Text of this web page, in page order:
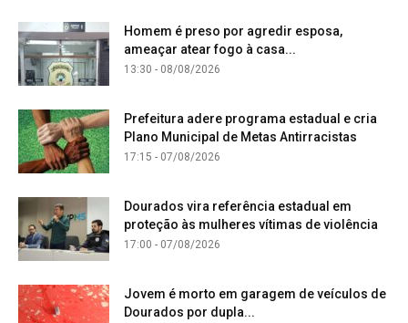
Homem é preso por agredir esposa,
ameaçar atear fogo à casa...
13:30 - 08/08/2026
Prefeitura adere programa estadual e cria
Plano Municipal de Metas Antirracistas
17:15 - 07/08/2026
Dourados vira referência estadual em
proteção às mulheres vítimas de violência
17:00 - 07/08/2026
Jovem é morto em garagem de veículos de
Dourados por dupla...